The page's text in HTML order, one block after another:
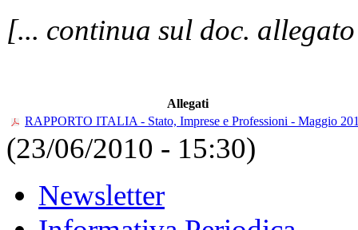
[... continua sul doc.
Allegati
RAPPORTO ITALIA - Stato, Imprese e Professioni - Maggio
(23/06/2010 - 15:30)
Newsletter